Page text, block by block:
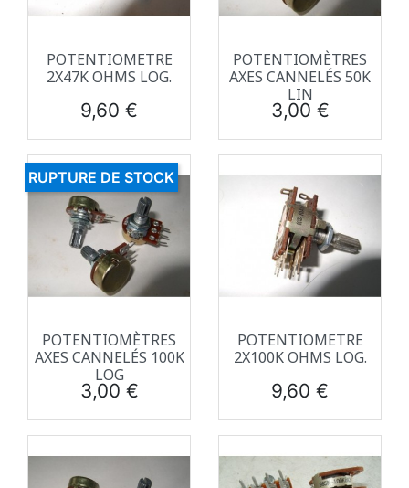
POTENTIOMETRE
2X47K OHMS LOG.
Prix
9,60 €
POTENTIOMÈTRES
AXES CANNELÉS 50K
LIN
Prix
3,00 €
POTENTIOMÈTRES
AXES CANNELÉS 100K
LOG
Prix
3,00 €
RUPTURE DE STOCK
POTENTIOMETRE
2X100K OHMS LOG.
Prix
9,60 €